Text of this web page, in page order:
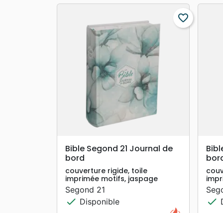
search APERÇU RAPIDE
favorite_border
Bible Segond 21 Journal de
bord
couverture rigide, toile
imprimée motifs, jaspage
Segond 21
check Disponible check